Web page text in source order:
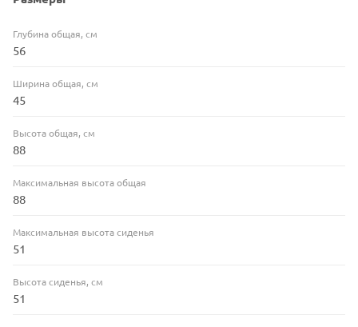
Глубина общая, см
56
Ширина общая, см
45
Высота общая, см
88
Максимальная высота общая
88
Максимальная высота сиденья
51
Высота сиденья, см
51